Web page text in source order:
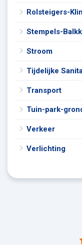
Rolsteigers-
Stempels-
Stroom
Tijdelijke
Transport
Tuin-park-
Verkeer
Verlichting